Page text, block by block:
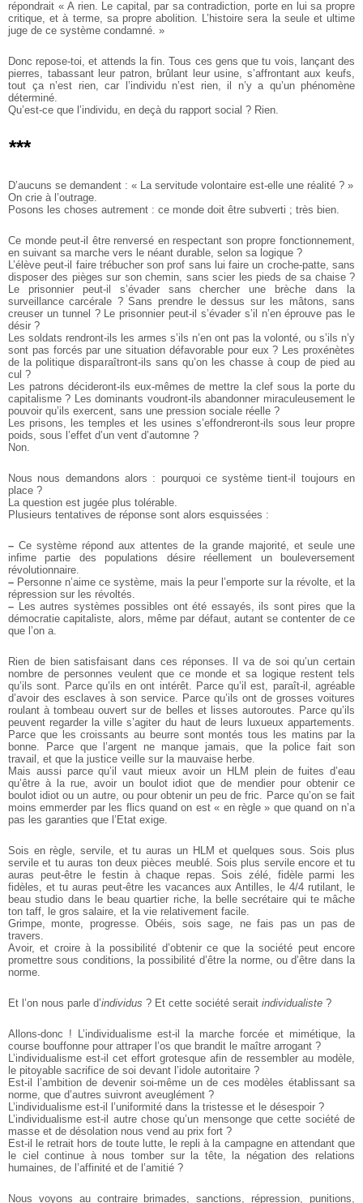
répondrait « A rien. Le capital, par sa contradiction, porte en lui sa propre
critique, et à terme, sa propre abolition. L’histoire sera la seule et ultime
juge de ce système condamné. »
Donc repose-toi, et attends la fin. Tous ces gens que tu vois, lançant des
pierres, tabassant leur patron, brûlant leur usine, s’affrontant aux keufs,
tout ça n’est rien, car l’individu n’est rien, il n’y a qu’un phénomène
déterminé.
Qu’est-ce que l’individu, en deçà du rapport social ? Rien.
***
D’aucuns se demandent : « La servitude volontaire est-elle une réalité ? »
On crie à l’outrage.
Posons les choses autrement : ce monde doit être subverti ; très bien.
Ce monde peut-il être renversé en respectant son propre fonctionnement,
en suivant sa marche vers le néant durable, selon sa logique ?
L’élève peut-il faire trébucher son prof sans lui faire un croche-patte, sans
disposer des pièges sur son chemin, sans scier les pieds de sa chaise ?
Le prisonnier peut-il s’évader sans chercher une brèche dans la
surveillance carcérale ? Sans prendre le dessus sur les mâtons, sans
creuser un tunnel ? Le prisonnier peut-il s’évader s’il n’en éprouve pas le
désir ?
Les soldats rendront-ils les armes s’ils n’en ont pas la volonté, ou s’ils n’y
sont pas forcés par une situation défavorable pour eux ? Les proxénètes
de la politique disparaîtront-ils sans qu’on les chasse à coup de pied au
cul ?
Les patrons décideront-ils eux-mêmes de mettre la clef sous la porte du
capitalisme ? Les dominants voudront-ils abandonner miraculeusement le
pouvoir qu’ils exercent, sans une pression sociale réelle ?
Les prisons, les temples et les usines s’effondreront-ils sous leur propre
poids, sous l’effet d’un vent d’automne ?
Non.
Nous nous demandons alors : pourquoi ce système tient-il toujours en
place ?
La question est jugée plus tolérable.
Plusieurs tentatives de réponse sont alors esquissées :
– Ce système répond aux attentes de la grande majorité, et seule une
infime partie des populations désire réellement un bouleversement
révolutionnaire.
– Personne n’aime ce système, mais la peur l’emporte sur la révolte, et la
répression sur les révoltés.
– Les autres systèmes possibles ont été essayés, ils sont pires que la
démocratie capitaliste, alors, même par défaut, autant se contenter de ce
que l’on a.
Rien de bien satisfaisant dans ces réponses. Il va de soi qu’un certain
nombre de personnes veulent que ce monde et sa logique restent tels
qu’ils sont. Parce qu’ils en ont intérêt. Parce qu’il est, paraît-il, agréable
d’avoir des esclaves à son service. Parce qu’ils ont de grosses voitures
roulant à tombeau ouvert sur de belles et lisses autoroutes. Parce qu’ils
peuvent regarder la ville s’agiter du haut de leurs luxueux appartements.
Parce que les croissants au beurre sont montés tous les matins par la
bonne. Parce que l’argent ne manque jamais, que la police fait son
travail, et que la justice veille sur la mauvaise herbe.
Mais aussi parce qu’il vaut mieux avoir un HLM plein de fuites d’eau
qu’être à la rue, avoir un boulot idiot que de mendier pour obtenir ce
boulot idiot ou un autre, ou pour obtenir un peu de fric. Parce qu’on se fait
moins emmerder par les flics quand on est « en règle » que quand on n’a
pas les garanties que l’Etat exige.
Sois en règle, servile, et tu auras un HLM et quelques sous. Sois plus
servile et tu auras ton deux pièces meublé. Sois plus servile encore et tu
auras peut-être le festin à chaque repas. Sois zélé, fidèle parmi les
fidèles, et tu auras peut-être les vacances aux Antilles, le 4/4 rutilant, le
beau studio dans le beau quartier riche, la belle secrétaire qui te mâche
ton taff, le gros salaire, et la vie relativement facile.
Grimpe, monte, progresse. Obéis, sois sage, ne fais pas un pas de
travers.
Avoir, et croire à la possibilité d’obtenir ce que la société peut encore
promettre sous conditions, la possibilité d’être la norme, ou d’être dans la
norme.
Et l’on nous parle d’individus ? Et cette société serait individualiste ?
Allons-donc ! L’individualisme est-il la marche forcée et mimétique, la
course bouffonne pour attraper l’os que brandit le maître arrogant ?
L’individualisme est-il cet effort grotesque afin de ressembler au modèle,
le pitoyable sacrifice de soi devant l’idole autoritaire ?
Est-il l’ambition de devenir soi-même un de ces modèles établissant sa
norme, que d’autres suivront aveuglément ?
L’individualisme est-il l’uniformité dans la tristesse et le désespoir ?
L’individualisme est-il autre chose qu’un mensonge que cette société de
masse et de désolation nous vend au prix fort ?
Est-il le retrait hors de toute lutte, le repli à la campagne en attendant que
le ciel continue à nous tomber sur la tête, la négation des relations
humaines, de l’affinité et de l’amitié ?
Nous voyons au contraire brimades, sanctions, répression, punitions,